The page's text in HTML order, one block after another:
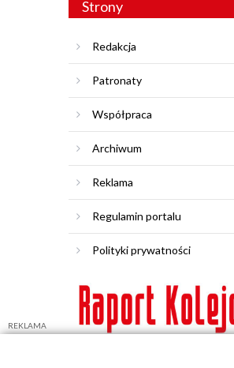
Strony
Redakcja
Patronaty
Współpraca
Archiwum
Reklama
Regulamin portalu
Polityki prywatności